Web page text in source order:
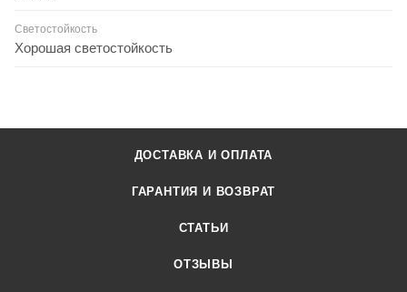
Светостойкость
Хорошая светостойкость
ДОСТАВКА И ОПЛАТА
ГАРАНТИЯ И ВОЗВРАТ
СТАТЬИ
ОТЗЫВЫ